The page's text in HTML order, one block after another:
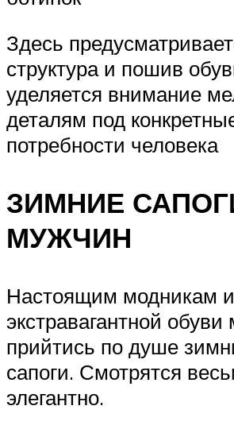
Здесь
структура и пошив
уделяется внимание
деталям под
потребности человека
ЗИМНИЕ
МУЖЧИН
Настоящим модникам
экстравагантной обуви
прийтись по душе
сапоги. Смотрятся
элегантно.